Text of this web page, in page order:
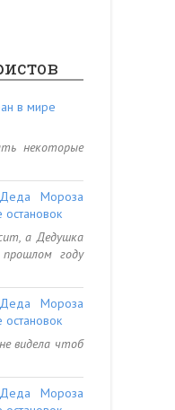
в мире
некоторые
Мороза
а Дедушка
году
Мороза
видела чтоб
Мороза